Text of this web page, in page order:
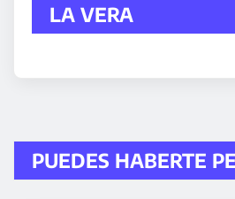
LA VERA
PUEDES HABERTE